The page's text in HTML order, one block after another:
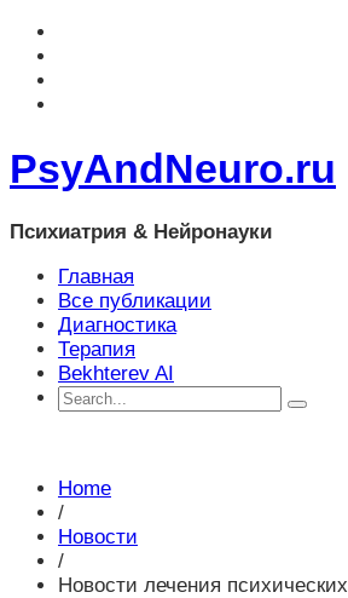
PsyAndNeuro.ru
Психиатрия & Нейронауки
Главная
Все публикации
Диагностика
Терапия
Bekhterev AI
Home
/
Новости
/
Новости лечения